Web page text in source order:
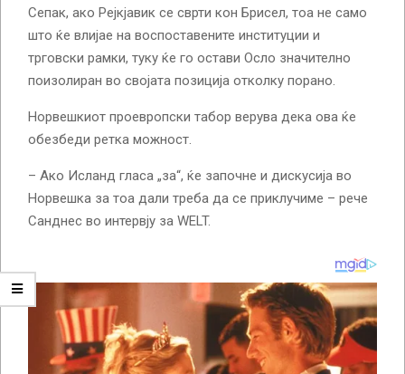
Сепак, ако Рејкјавик се сврти кон Брисел, тоа не само
што ќе влијае на воспоставените институции и
трговски рамки, туку ќе го остави Осло значително
поизолиран во својата позиција отколку порано.
Норвешкиот проевропски табор верува дека ова ќе
обезбеди ретка можност.
– Ако Исланд гласа „за“, ќе започне и дискусија во
Норвешка за тоа дали треба да се приклучиме – рече
Санднес во интервју за WELT.